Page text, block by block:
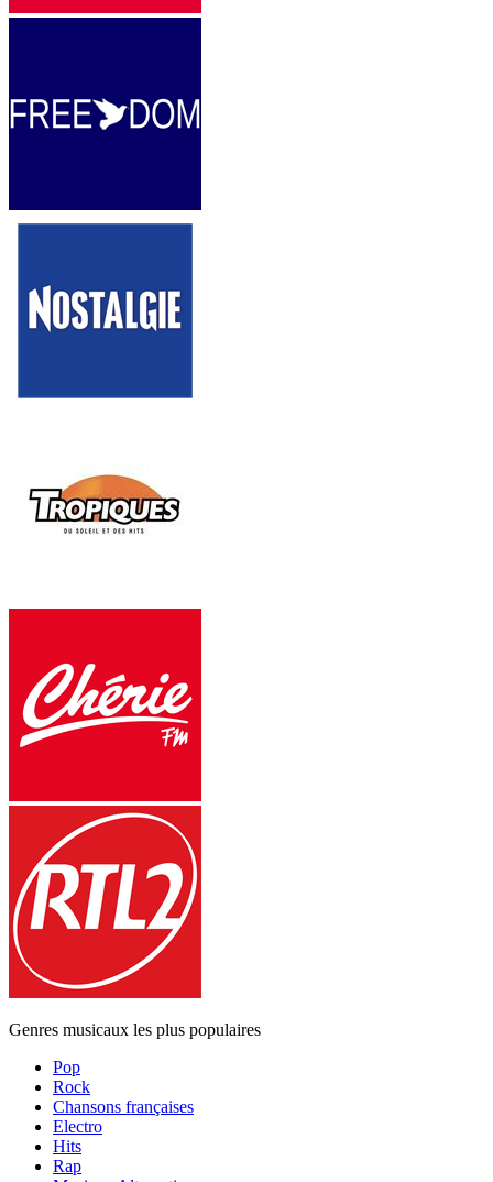
Genres musicaux les plus populaires
Pop
Rock
Chansons françaises
Electro
Hits
Rap